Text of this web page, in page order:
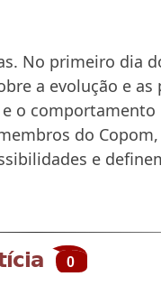
No primeiro dia
a evolução e as
o comportamento
do
e
0